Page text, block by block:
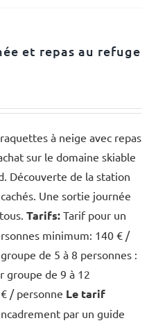
et repas au refuge
à neige avec repas
sur le domaine skiable
Découverte de la station
Une sortie journée
Tarifs:Tarif pour un
minimum: 140 € /
de 5 à 8 personnes :
groupe de 9 à 12
/ personne Le tarif
par un guide